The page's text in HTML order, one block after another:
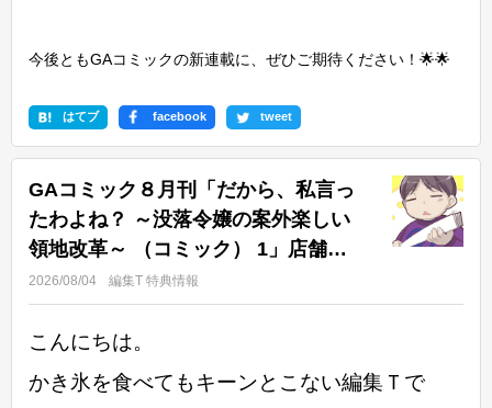
今後ともGAコミックの新連載に、ぜひご期待ください！🌟🌟
はてブ facebook tweet
GAコミック８月刊「だから、私言っ
たわよね？ ～没落令嬢の案外楽しい
領地改革～ （コミック） 1」店舗特
典情報！
2026/08/04 編集T 特典情報
こんにちは。
かき氷を食べてもキーンとこない編集Ｔで